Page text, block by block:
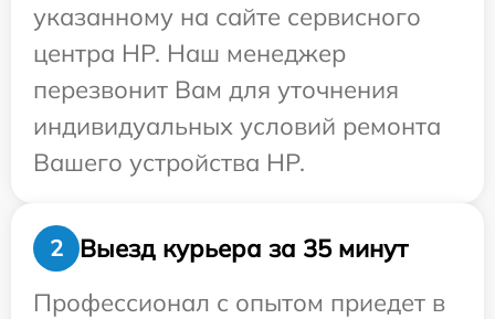
указанному на сайте сервисного
центра HP. Наш менеджер
перезвонит Вам для уточнения
индивидуальных условий ремонта
Вашего устройства HP.
2
Выезд курьера за 35 минут
Профессионал с опытом приедет в